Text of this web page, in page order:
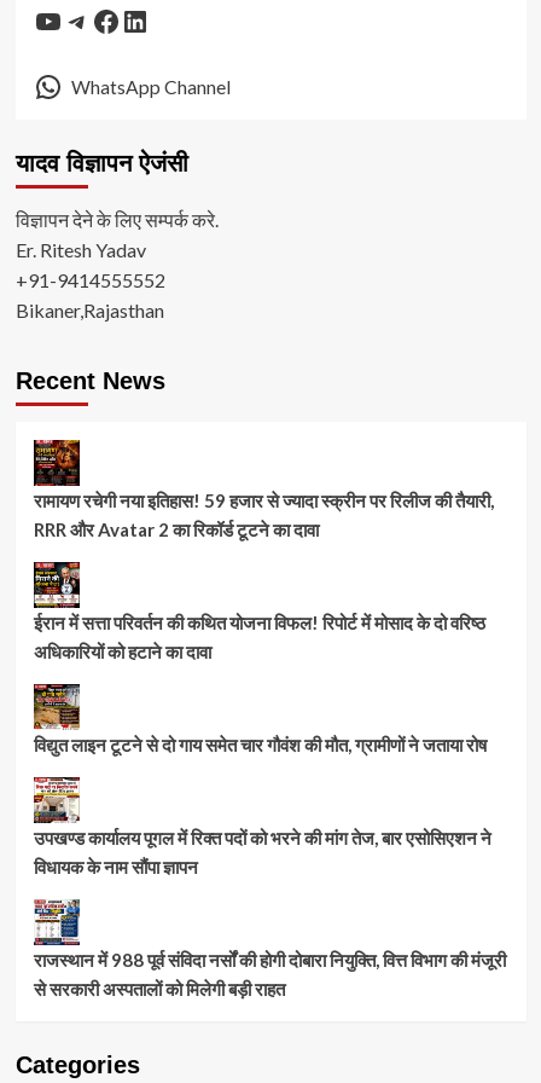
YouTube
Telegram
Facebook
LinkedIn
WhatsApp Channel
यादव विज्ञापन ऐजंसी
विज्ञापन देने के लिए सम्पर्क करे.
Er. Ritesh Yadav
+91-9414555552
Bikaner,Rajasthan
Recent News
रामायण रचेगी नया इतिहास! 59 हजार से ज्यादा स्क्रीन पर रिलीज की तैयारी,
RRR और Avatar 2 का रिकॉर्ड टूटने का दावा
ईरान में सत्ता परिवर्तन की कथित योजना विफल! रिपोर्ट में मोसाद के दो वरिष्ठ
अधिकारियों को हटाने का दावा
विद्युत लाइन टूटने से दो गाय समेत चार गौवंश की मौत, ग्रामीणों ने जताया रोष
उपखण्ड कार्यालय पूगल में रिक्त पदों को भरने की मांग तेज, बार एसोसिएशन ने
विधायक के नाम सौंपा ज्ञापन
राजस्थान में 988 पूर्व संविदा नर्सों की होगी दोबारा नियुक्ति, वित्त विभाग की मंजूरी
से सरकारी अस्पतालों को मिलेगी बड़ी राहत
Categories